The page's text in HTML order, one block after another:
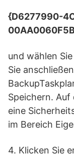
{D6277990-
und wählen
Sie
Speichern. Auf
eine
im Bereich
4. Klicken Sie